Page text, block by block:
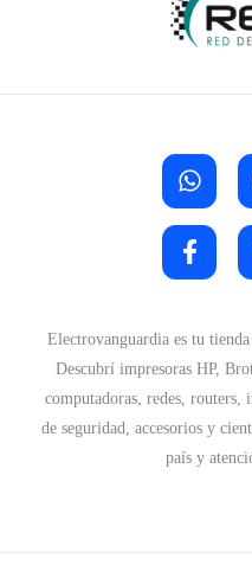
Electrovanguardia es tu
Descubrí impresoras HP,
computadoras, redes, routers,
de seguridad, accesorios y
país y